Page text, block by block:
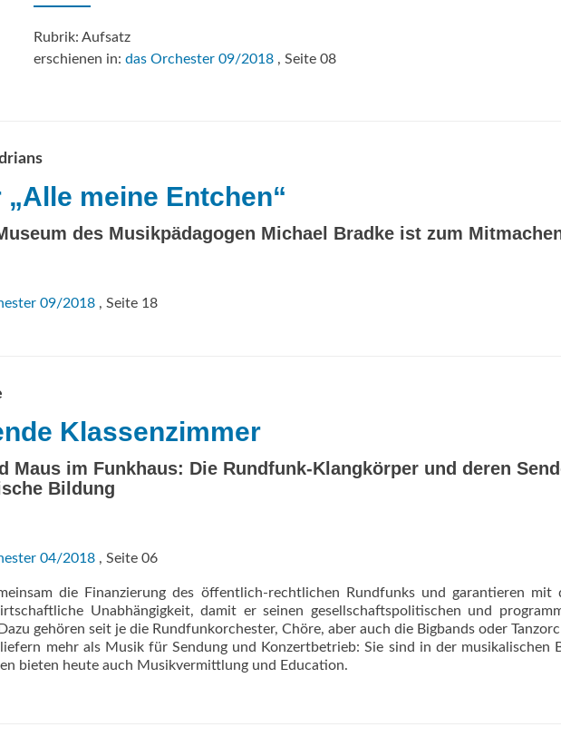
Rubrik: Aufsatz
erschienen in: das Orchester 09/2018 , Seite 08
meine Entchen“
des Musikpädagogen Michael Bradke ist zum
09/2018 , Seite 18
Klassenzimmer
Maus im Funkhaus: Die Rundfunk-Klangkörper und deren
Bildung
04/2018 , Seite 06
die Finanzierung des öffentlich-rechtlichen Rundfunks und garantieren mit
Unabhängigkeit, damit er seinen gesellschaftspolitischen und
gehören seit je die Rundfunkorchester, Chöre, aber auch die Bigbands oder
mehr als Musik für Sendung und Konzertbetrieb: Sie sind in der musikalischen
bieten heute auch Musikvermittlung und Education.